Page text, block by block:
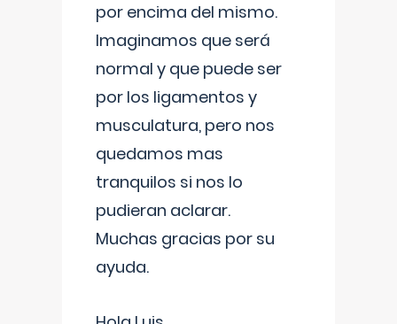
por encima del mismo.
Imaginamos que será
normal y que puede ser
por los ligamentos y
musculatura, pero nos
quedamos mas
tranquilos si nos lo
pudieran aclarar.
Muchas gracias por su
ayuda.